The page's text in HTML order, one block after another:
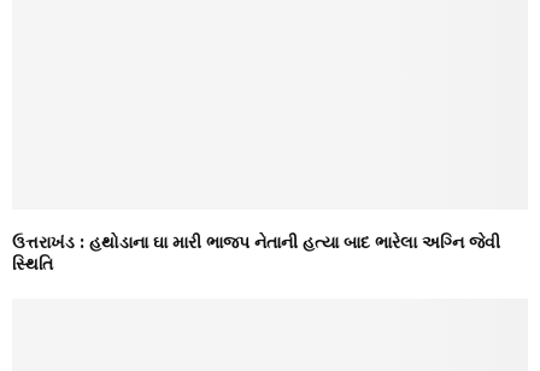
ઉત્તરાખંડ : હથોડાના ઘા મારી ભાજપ નેતાની હત્યા બાદ ભારેલા અગ્નિ જેવી
સ્થિતિ